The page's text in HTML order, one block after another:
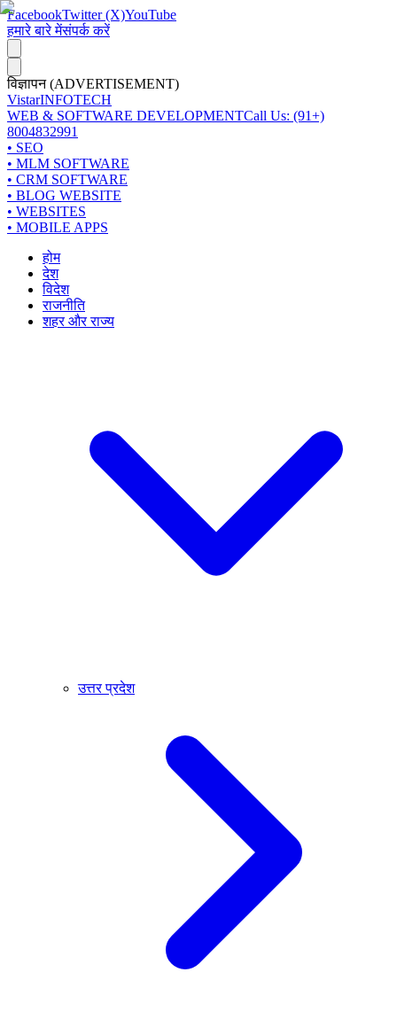
FacebookTwitter (X)YouTube
हमारे बारे मेंसंपर्क करें
विज्ञापन (ADVERTISEMENT)
VistarINFOTECH
WEB & SOFTWARE DEVELOPMENTCall Us: (91+)
8004832991
• SEO
• MLM SOFTWARE
• CRM SOFTWARE
• BLOG WEBSITE
• WEBSITES
• MOBILE APPS
होम
देश
विदेश
राजनीति
शहर और राज्य
उत्तर प्रदेश